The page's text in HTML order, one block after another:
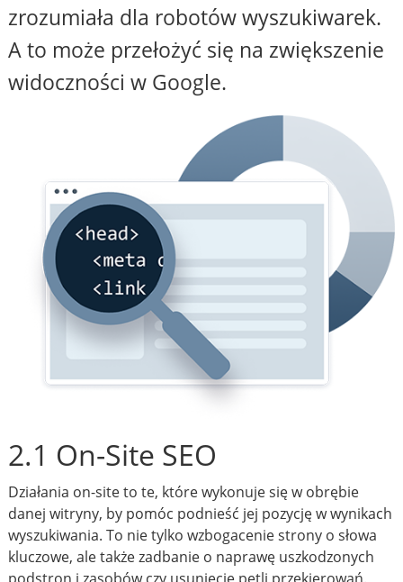
zrozumiała dla robotów wyszukiwarek.
A to może przełożyć się na zwiększenie
widoczności w Google.
2.1 On-Site SEO
Działania on-site to te, które wykonuje się w obrębie
danej witryny, by pomóc podnieść jej pozycję w wynikach
wyszukiwania. To nie tylko wzbogacenie strony o słowa
kluczowe, ale także zadbanie o naprawę uszkodzonych
podstron i zasobów czy usunięcie pętli przekierowań.